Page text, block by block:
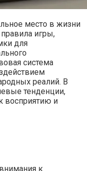
место в жизни
игры,
для
система
реалий. В
тенденции,
восприятию и
к